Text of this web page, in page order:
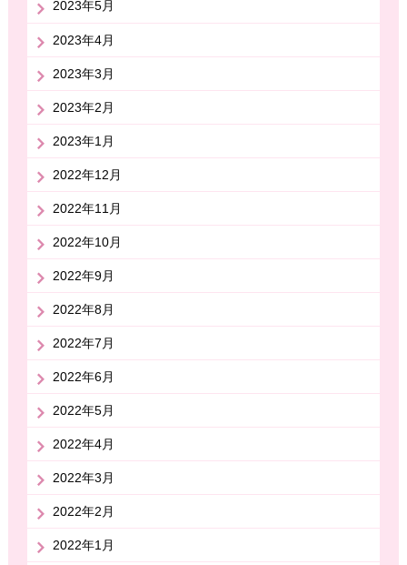
2023年5月
2023年4月
2023年3月
2023年2月
2023年1月
2022年12月
2022年11月
2022年10月
2022年9月
2022年8月
2022年7月
2022年6月
2022年5月
2022年4月
2022年3月
2022年2月
2022年1月